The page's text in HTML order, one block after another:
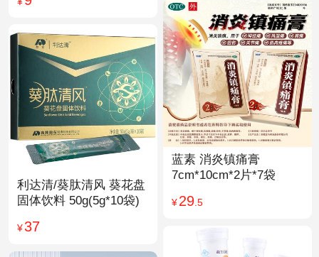
蓝素 消炎镇痛膏
7cm*10cm*2片*7袋
¥29.5
利达清/葵肽清风 葵花盘
固体饮料 50g(5g*10袋)
¥37